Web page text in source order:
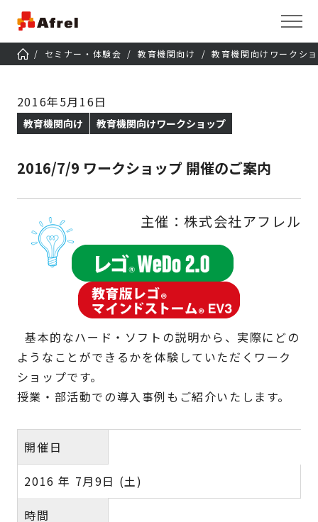
セミナー・体験会 教育機関向け 教育機関向けワークシ
2016年5月16日
教育機関向け 教育機関向けワークショップ
2016/7/9 ワークショップ 開催のご案内
主催：株式会社アフレル
基本的なハード・ソフトの説明から、実際にどの
ようなことができるかを体験していただくワーク
ショップです。
授業・部活動での導入事例もご紹介いたします。
開催日
2016 年 7月9日 (土)
時間